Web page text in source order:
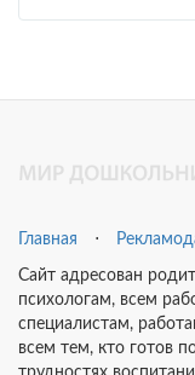
Главная ⋅
Сайт адресован
психологам, всем
специалистам,
всем тем, кто готов